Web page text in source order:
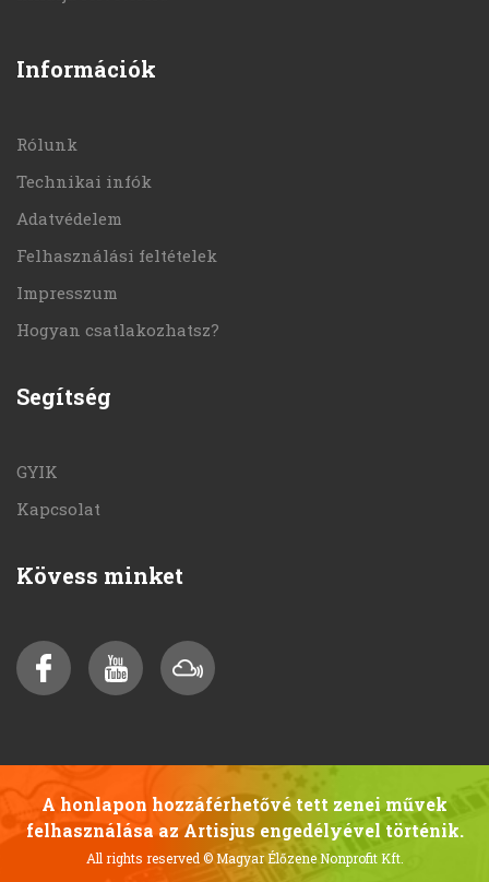
Információk
Rólunk
Technikai infók
Adatvédelem
Felhasználási feltételek
Impresszum
Hogyan csatlakozhatsz?
Segítség
GYIK
Kapcsolat
Kövess minket
A honlapon hozzáférhetővé tett zenei művek
felhasználása az Artisjus engedélyével történik.
All rights reserved© Magyar Élőzene Nonprofit Kft.